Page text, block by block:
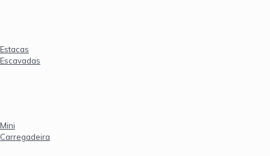
Estacas
Escavadas
Mini
Carregadeira